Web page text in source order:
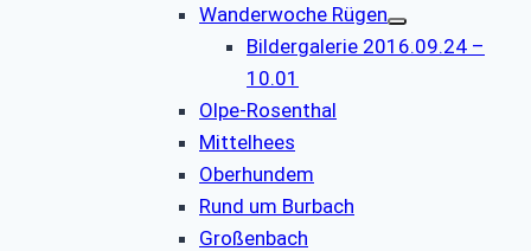
Wanderwoche Rügen
Bildergalerie 2016.09.24 –
10.01
Olpe-Rosenthal
Mittelhees
Oberhundem
Rund um Burbach
Großenbach